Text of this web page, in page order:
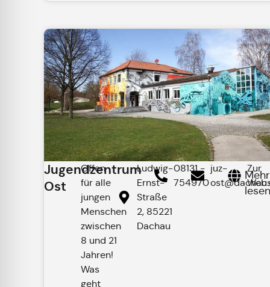
Jugendzentrum
Ost
Offen
für alle
jungen
Menschen
zwischen
8 und 21
Jahren!
Was
geht
Ludwig-
Ernst-
Straße
2, 85221
Dachau
08131 -
754970
juz-
Zur
Mehr
lesen